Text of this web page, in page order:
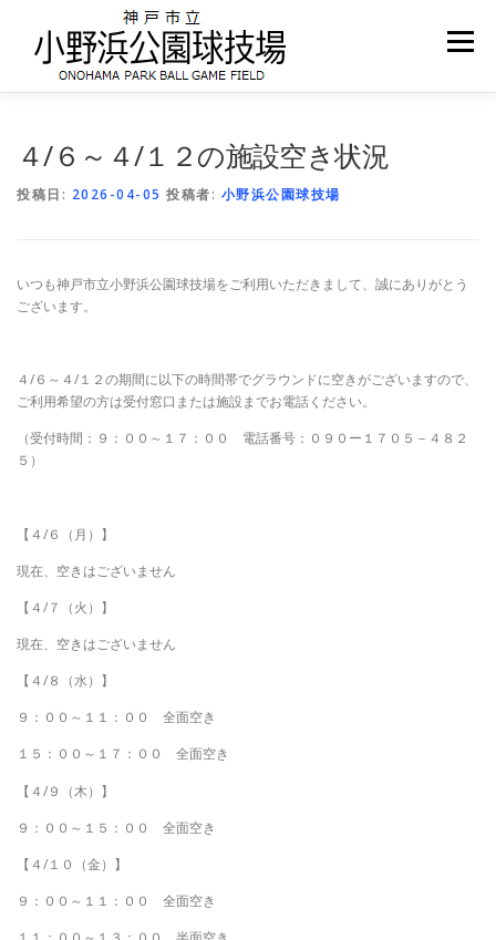
ツ
メニュー
４/６～４/１２の施設空き状況
投稿日: 2026-04-05 投稿者: 小野浜公園球技場
いつも神戸市立小野浜公園球技場をご利用いただきまして、誠にありがとう
ございます。
４/６～４/１２の期間に以下の時間帯でグラウンドに空きがございますので、
ご利用希望の方は受付窓口または施設までお電話ください。
（受付時間：９：００～１７：００ 電話番号：０９０ー１７０５－４８２
５）
【４/６（月）】
現在、空きはございません
【４/７（火）】
現在、空きはございません
【４/８（水）】
９：００～１１：００ 全面空き
１５：００～１７：００ 全面空き
【４/９（木）】
９：００～１５：００ 全面空き
【４/１０（金）】
９：００～１１：００ 全面空き